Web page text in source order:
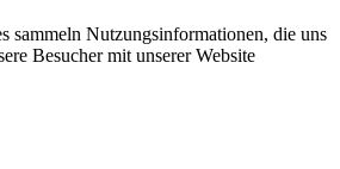
sammeln Nutzungsinformationen, die uns
Besucher mit unserer Website